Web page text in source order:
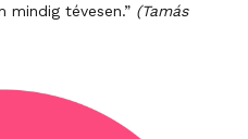
mindig tévesen.” (Tamás